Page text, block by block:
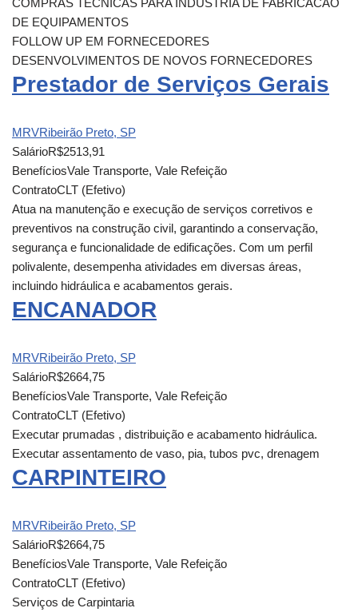
COMPRAS TECNICAS PARA INDUSTRIA DE FABRICACAO
DE EQUIPAMENTOS
FOLLOW UP EM FORNECEDORES
DESENVOLVIMENTOS DE NOVOS FORNECEDORES
Prestador de Serviços Gerais
MRVRibeirão Preto, SP
SalárioR$2513,91
BenefíciosVale Transporte, Vale Refeição
ContratoCLT (Efetivo)
Atua na manutenção e execução de serviços corretivos e
preventivos na construção civil, garantindo a conservação,
segurança e funcionalidade de edificações. Com um perfil
polivalente, desempenha atividades em diversas áreas,
incluindo hidráulica e acabamentos gerais.
ENCANADOR
MRVRibeirão Preto, SP
SalárioR$2664,75
BenefíciosVale Transporte, Vale Refeição
ContratoCLT (Efetivo)
Executar prumadas , distribuição e acabamento hidráulica.
Executar assentamento de vaso, pia, tubos pvc, drenagem
CARPINTEIRO
MRVRibeirão Preto, SP
SalárioR$2664,75
BenefíciosVale Transporte, Vale Refeição
ContratoCLT (Efetivo)
Serviços de Carpintaria